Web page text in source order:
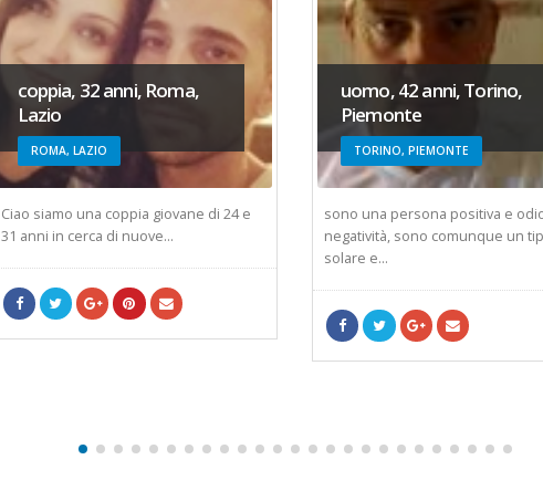
coppia, 32 anni, Roma,
Lazio
ROMA, LAZIO
Ciao siamo una coppia giovane di 24 e
31 anni in cerca di nuove...
uomo, 42 anni, Torino,
Piemonte
TORINO, PIEMONTE
sono una persona positiva e
negatività, sono comunque un
solare e...